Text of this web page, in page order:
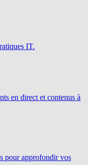
IT.
en direct et contenus à
pour approfondir vos